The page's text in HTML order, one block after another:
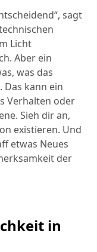
sagt
Licht
Aber ein
was das
Das kann ein
Verhalten oder
Sieh dir an,
existieren. Und
etwas Neues
der
in